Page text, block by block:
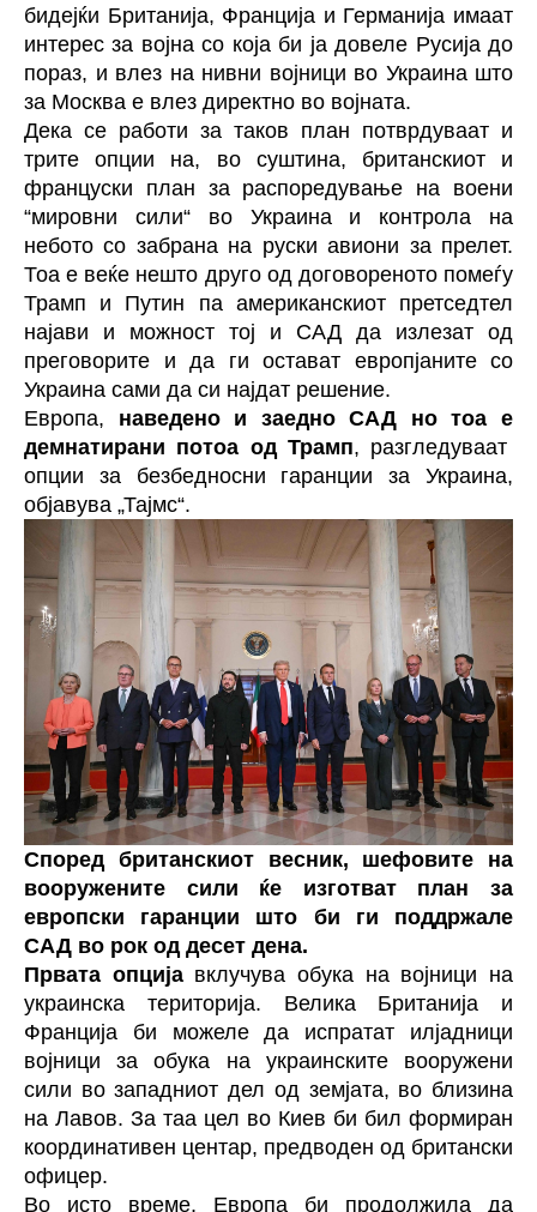
бидејќи Британија, Франција и Германија имаат
интерес за војна со која би ја довеле Русија до
пораз, и влез на нивни војници во Украина што
за Москва е влез директно во војната.
Дека се работи за таков план потврдуваат и
трите опции на, во суштина, британскиот и
француски план за распоредување на воени
“мировни сили“ во Украина и контрола на
небото со забрана на руски авиони за прелет.
Тоа е веќе нешто друго од договореното помеѓу
Трамп и Путин па американскиот претседтел
најави и можност тој и САД да излезат од
преговорите и да ги остават европјаните со
Украина сами да си најдат решение.
Европа, наведено и заедно САД но тоа е
демнатирани потоа од Трамп, разгледуваат
опции за безбедносни гаранции за Украина,
објавува „Тајмс“.
Според британскиот весник, шефовите на
вооружените сили ќе изготват план за
европски гаранции што би ги поддржале
САД во рок од десет дена.
Првата опцијавклучува обука на војници на
украинска територија. Велика Британија и
Франција би можеле да испратат илјадници
војници за обука на украинските вооружени
сили во западниот дел од земјата, во близина
на Лавов. За таа цел во Киев би бил формиран
координативен центар, предводен од британски
офицер.
Во исто време, Европа би продолжила да